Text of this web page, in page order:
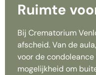
Ruimte
Bij Crematorium
afscheid. Van de
voor de
mogelijkheid om